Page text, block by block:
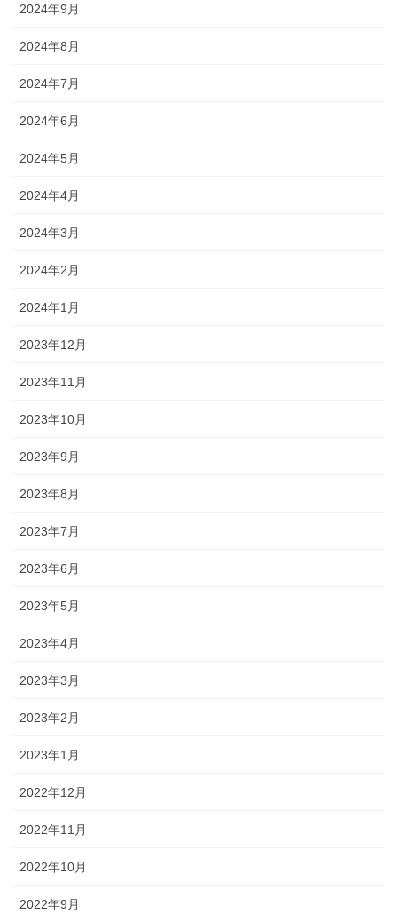
2024年9月
2024年8月
2024年7月
2024年6月
2024年5月
2024年4月
2024年3月
2024年2月
2024年1月
2023年12月
2023年11月
2023年10月
2023年9月
2023年8月
2023年7月
2023年6月
2023年5月
2023年4月
2023年3月
2023年2月
2023年1月
2022年12月
2022年11月
2022年10月
2022年9月